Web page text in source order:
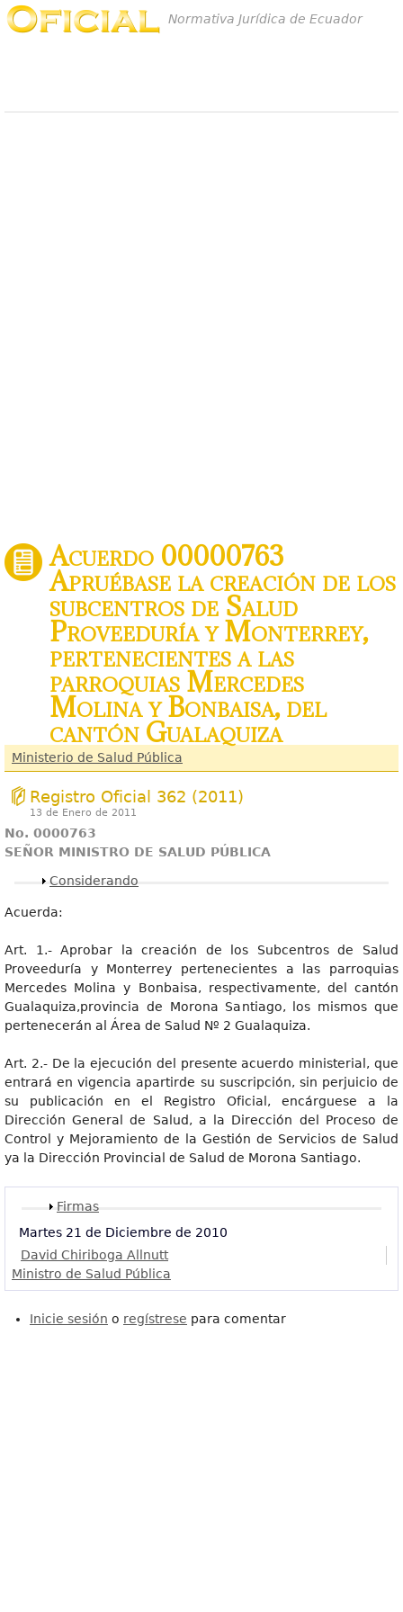
Normativa Jurídica de Ecuador
Acuerdo 00000763
Apruébase la creación de los
subcentros de Salud
Proveeduría y Monterrey,
pertenecientes a las
parroquias Mercedes
Molina y Bonbaisa, del
cantón Gualaquiza
Ministerio de Salud Pública
Registro Oficial 362 (2011)
13 de Enero de 2011
No. 0000763
SEÑOR MINISTRO DE SALUD PÚBLICA
Mostrar
Considerando
Acuerda:
Art. 1.- Aprobar la creación de los Subcentros de Salud
Proveeduría y Monterrey pertenecientes a las parroquias
Mercedes Molina y Bonbaisa, respectivamente, del cantón
Gualaquiza,provincia de Morona Santiago, los mismos que
pertenecerán al Área de Salud Nº 2 Gualaquiza.
Art. 2.- De la ejecución del presente acuerdo ministerial, que
entrará en vigencia apartirde su suscripción, sin perjuicio de
su publicación en el Registro Oficial, encárguese a la
Dirección General de Salud, a la Dirección del Proceso de
Control y Mejoramiento de la Gestión de Servicios de Salud
ya la Dirección Provincial de Salud de Morona Santiago.
Mostrar
Firmas
Martes 21 de Diciembre de 2010
David Chiriboga Allnutt
Ministro de Salud Pública
Inicie sesión o regístrese para comentar